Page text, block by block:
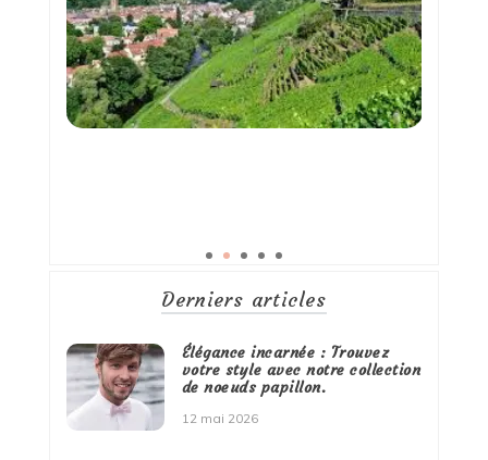
Derniers articles
Élégance incarnée : Trouvez
votre style avec notre collection
de noeuds papillon.
12 mai 2026